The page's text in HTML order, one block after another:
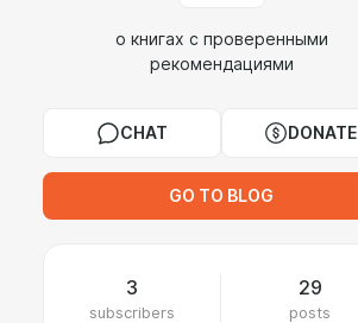
о книгах с проверенными
рекомендациями
CHAT DONATE
GO TO BLOG
3
subscribers
29
posts